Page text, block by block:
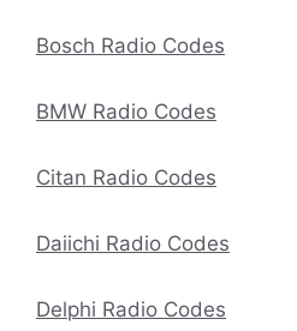
Bosch Radio Codes
BMW Radio Codes
Citan Radio Codes
Daiichi Radio Codes
Delphi Radio Codes